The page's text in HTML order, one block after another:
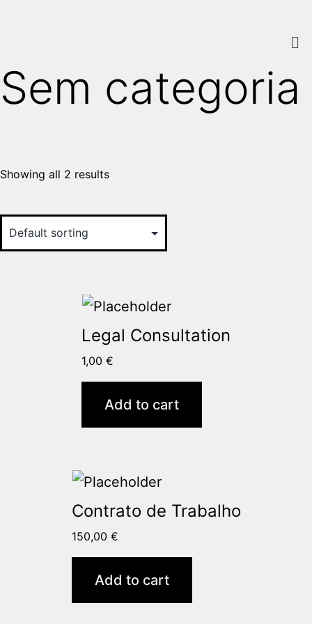
Sem categoria
Showing all 2 results
Legal Consultation
1,00 €
Add to cart
Contrato de Trabalho
150,00 €
Add to cart